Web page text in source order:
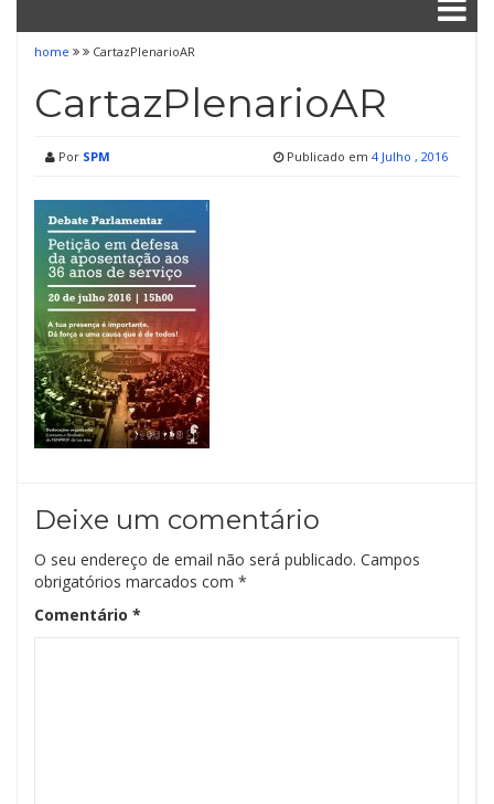
home CartazPlenarioAR
CartazPlenarioAR
Por SPM Publicado em 4 Julho , 2016
Deixe um comentário
O seu endereço de email não será publicado. Campos
obrigatórios marcados com *
Comentário *